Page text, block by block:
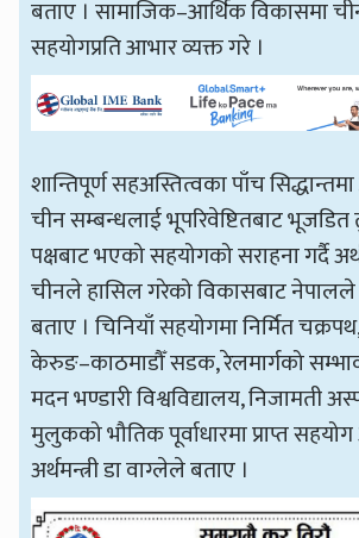
बताए । सामाजिक–आर्थिक विकासमा
सहयोगप्रति आभार व्यक्त गरे ।
शान्तिपूर्ण सहअस्तित्वका पाँच
चीन सम्बन्धलाई भूपरिवेष्टितबाट भूजडित
पक्षबाट भएको सहयोगको सराहना गर्दै
चीनले हासिल गरेको विकासबाट
बताए । चिनियाँ सहयोगमा निर्मित
केरुङ–काठमाडौँ सडक, रेलमार्गको
मदन भण्डारी विश्वविद्यालय, निजामती
मुलुकको भौतिक पूर्वाधारमा प्राप्त
अर्थमन्त्री डा वाग्लेले बताए ।